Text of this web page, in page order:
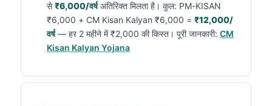
से₹6,000/वर्षअतिरिक्त मिलता है। कुल: PM-KISAN
₹6,000 + CM Kisan Kalyan ₹6,000 = ₹12,000/
वर्ष— हर 2 महीने में ₹2,000 की किस्त। पूरी जानकारी: CM
Kisan Kalyan Yojana